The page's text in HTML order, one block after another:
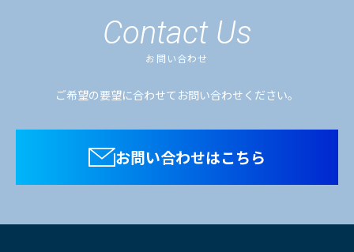
カメラヘッド:4.5kg, 2型
VF:2.1kg
消費電力
カメラヘッド:20W(本体
スムース ステップ ECC (0.3sec～2sec)
外形寸法
D337mm (突起部含ま
Contact Us
お問い合わせ
ご希望の要望に合わせてお問い合わせください。
お問い合わせはこちら